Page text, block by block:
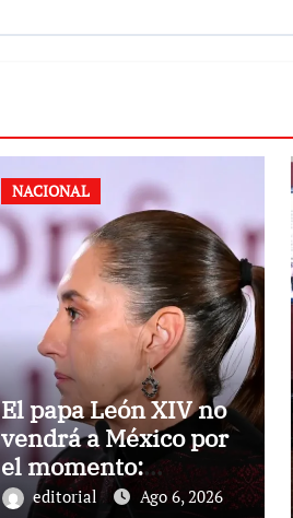
NACIONAL
El papa León XIV no
vendrá a México por
el momento:
Sheinbaum
editorial Ago 6, 2026